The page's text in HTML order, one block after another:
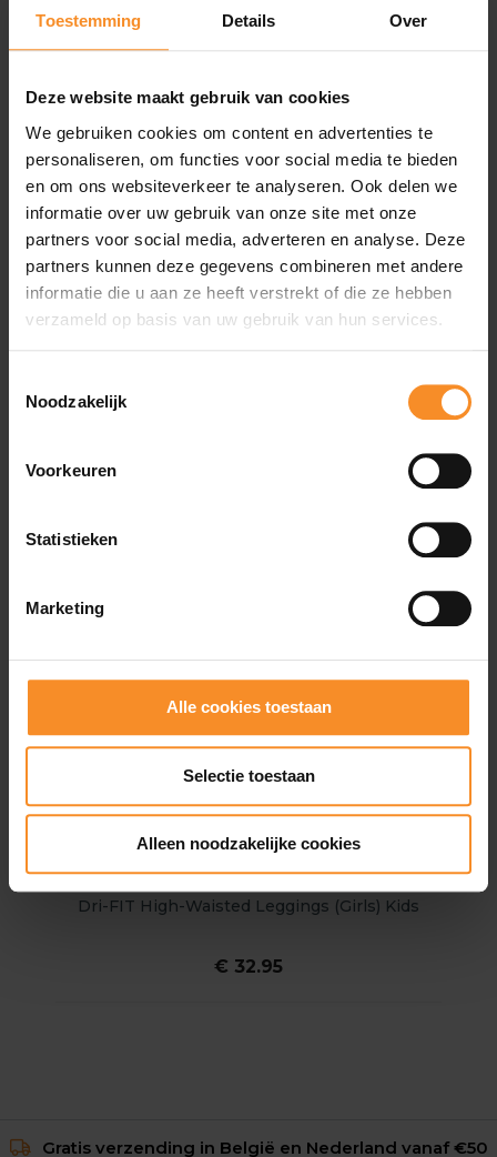
Toestemming Details Over
Deze website maakt gebruik van cookies
We gebruiken cookies om content en advertenties te
personaliseren, om functies voor social media te bieden
en om ons websiteverkeer te analyseren. Ook delen we
informatie over uw gebruik van onze site met onze
partners voor social media, adverteren en analyse. Deze
partners kunnen deze gegevens combineren met andere
informatie die u aan ze heeft verstrekt of die ze hebben
verzameld op basis van uw gebruik van hun services.
Noodzakelijk
Voorkeuren
Statistieken
Marketing
Alle cookies toestaan
Selectie toestaan
Alleen noodzakelijke cookies
kan je rekken, klimmen, stappen en vrij bewegen zo
veel je maar wil.
Specificaties
Materiaal |Body: 77% polyester, 23% elastaan. Voering
vlakken: 62% polyester, 28% elastaan. Voering inzetstuk:
66% polyester, 24% elastaan.
Dri-FIT High-Waisted Leggings (Girls) Kids
€ 32.95
Gratis verzending in België en Nederland vanaf €50